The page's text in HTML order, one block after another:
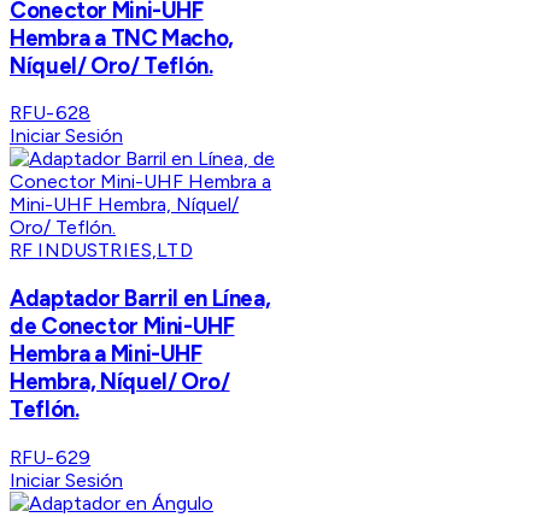
Conector Mini-UHF
Hembra a TNC Macho,
Níquel/ Oro/ Teflón.
RFU-628
Iniciar Sesión
RF INDUSTRIES,LTD
Adaptador Barril en Línea,
de Conector Mini-UHF
Hembra a Mini-UHF
Hembra, Níquel/ Oro/
Teflón.
RFU-629
Iniciar Sesión